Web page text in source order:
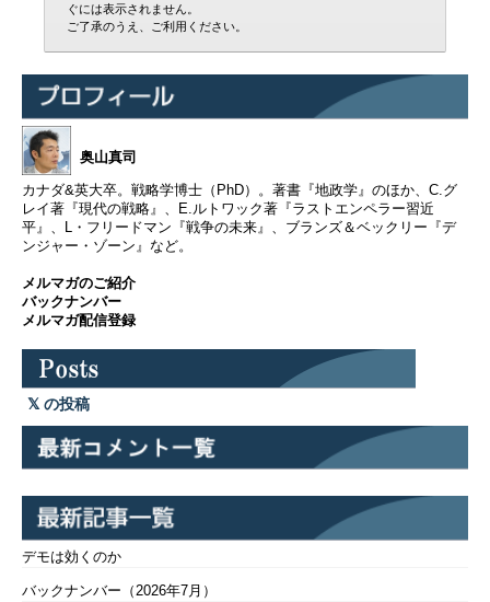
ぐには表示されません。
ご了承のうえ、ご利用ください。
奥山真司
カナダ&英大卒。戦略学博士（PhD）。著書『地政学』のほか、C.グ
レイ著『現代の戦略』、E.ルトワック著『ラストエンペラー習近
平』、L・フリードマン『戦争の未来』、ブランズ＆ベックリー『デ
ンジャー・ゾーン』など。
メルマガのご紹介
バックナンバー
メルマガ配信登録
の投稿
デモは効くのか
バックナンバー（2026年7月）